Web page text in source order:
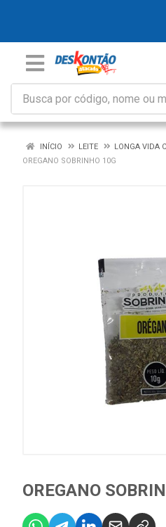
INÍCIO LEITE
LONGA VIDA
OREGANO SOBRINHO 10G
OREGANO